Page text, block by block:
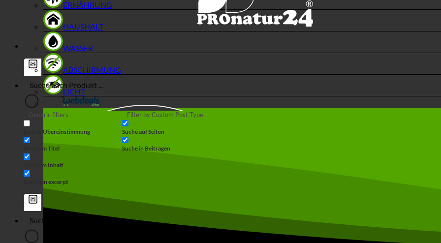
Generic filters
Exakte Übereinstimmung
Suche im Titel
Suche im Inhalt
Search in excerpt
Filter by Custom Post Type
Suche auf Seiten
Suche in Beiträgen
ERNÄHRUNG
HAUSHALT
WASSER
ABSCHIRMUNG
LICHT